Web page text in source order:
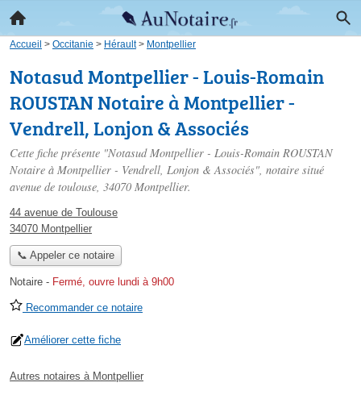
Accueil > Occitanie > Hérault> Montpellier
Notasud Montpellier - Louis-Romain
ROUSTAN Notaire à Montpellier -
Vendrell, Lonjon & Associés
Cette fiche présente "Notasud Montpellier - Louis-Romain ROUSTAN
Notaire à Montpellier - Vendrell, Lonjon & Associés", notaire situé
avenue de toulouse, 34070 Montpellier.
44 avenue de Toulouse
34070 Montpellier
📞 Appeler ce notaire
Notaire - Fermé, ouvre lundi à 9h00
Recommander ce notaire
Améliorer cette fiche
Autres notaires à Montpellier